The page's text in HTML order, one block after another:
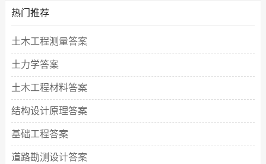
热门推荐
土木工程测量答案
土力学答案
土木工程材料答案
结构设计原理答案
基础工程答案
道路勘测设计答案